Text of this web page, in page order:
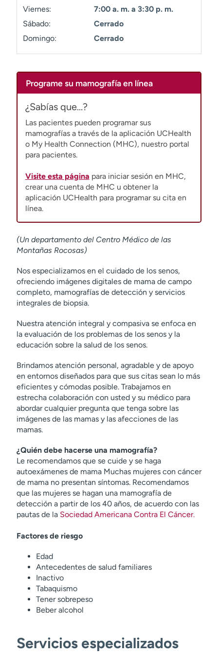
Viernes:
7:00 a. m. a 3:30 p. m.
Sábado:
Cerrado
Domingo:
Cerrado
Programe su mamografía en línea
¿Sabías que...?
Las pacientes pueden programar sus
mamografías a través de la aplicación UCHealth
o My Health Connection (MHC), nuestro portal
para pacientes.
Visite esta página para iniciar sesión en MHC,
crear una cuenta de MHC u obtener la
aplicación UCHealth para programar su cita en
línea.
(Un departamento del Centro Médico de las
Montañas Rocosas)
Nos especializamos en el cuidado de los senos,
ofreciendo imágenes digitales de mama de campo
completo, mamografías de detección y servicios
integrales de biopsia.
Nuestra atención integral y compasiva se enfoca en
la evaluación de los problemas de los senos y la
educación sobre la salud de los senos.
Brindamos atención personal, agradable y de apoyo
en entornos diseñados para que sus citas sean lo más
eficientes y cómodas posible. Trabajamos en
estrecha colaboración con usted y su médico para
abordar cualquier pregunta que tenga sobre las
imágenes de las mamas y las afecciones de las
mamas.
¿Quién debe hacerse una mamografía?
Le recomendamos que se cuide y se haga
autoexámenes de mama Muchas mujeres con cáncer
de mama no presentan síntomas. Recomendamos
que las mujeres se hagan una mamografía de
detección a partir de los 40 años, de acuerdo con las
pautas de la Sociedad Americana Contra El Cáncer.
Factores de riesgo
Edad
Antecedentes de salud familiares
Inactivo
Tabaquismo
Tener sobrepeso
Beber alcohol
Servicios especializados